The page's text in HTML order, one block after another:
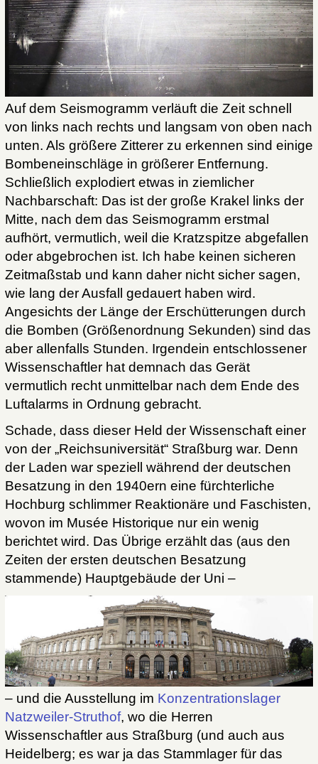
Auf dem Seismogramm verläuft die Zeit schnell
von links nach rechts und langsam von oben nach
unten. Als größere Zitterer zu erkennen sind einige
Bombeneinschläge in größerer Entfernung.
Schließlich explodiert etwas in ziemlicher
Nachbarschaft: Das ist der große Krakel links der
Mitte, nach dem das Seismogramm erstmal
aufhört, vermutlich, weil die Kratzspitze abgefallen
oder abgebrochen ist. Ich habe keinen sicheren
Zeitmaßstab und kann daher nicht sicher sagen,
wie lang der Ausfall gedauert haben wird.
Angesichts der Länge der Erschütterungen durch
die Bomben (Größenordnung Sekunden) sind das
aber allenfalls Stunden. Irgendein entschlossener
Wissenschaftler hat demnach das Gerät
vermutlich recht unmittelbar nach dem Ende des
Luftalarms in Ordnung gebracht.
Schade, dass dieser Held der Wissenschaft einer
von der „Reichsuniversität“ Straßburg war. Denn
der Laden war speziell während der deutschen
Besatzung in den 1940ern eine fürchterliche
Hochburg schlimmer Reaktionäre und Faschisten,
wovon im Musée Historique nur ein wenig
berichtet wird. Das Übrige erzählt das (aus den
Zeiten der ersten deutschen Besatzung
stammende) Hauptgebäude der Uni –
– und die Ausstellung im Konzentrationslager
Natzweiler-Struthof, wo die Herren
Wissenschaftler aus Straßburg (und auch aus
Heidelberg; es war ja das Stammlager für das